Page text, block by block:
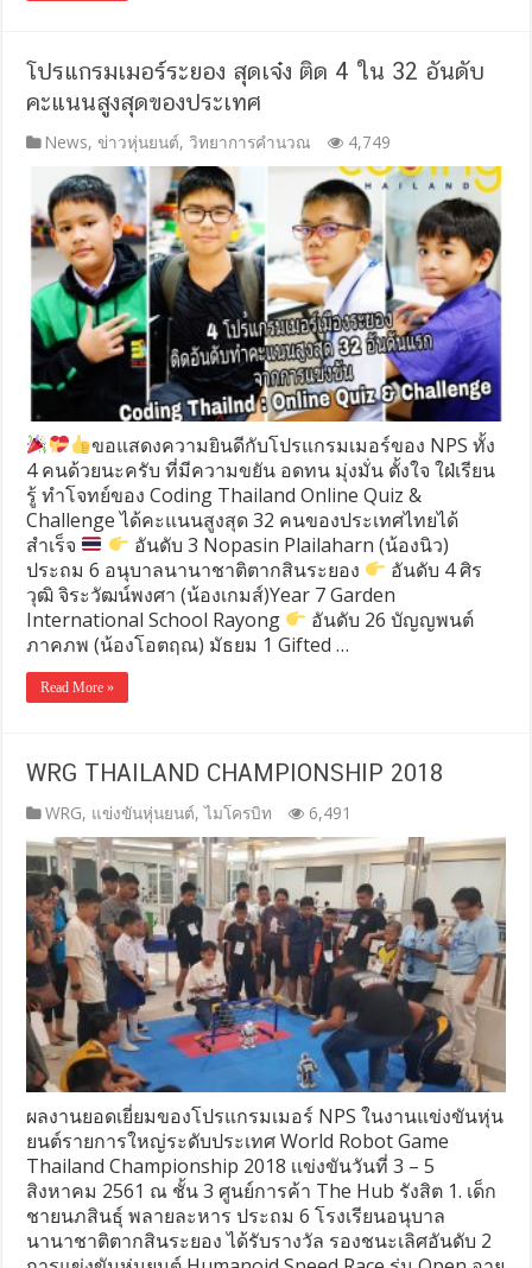
โปรแกรมเมอร์ระยอง สุดเจ๋ง ติด 4 ใน 32 อันดับ
คะแนนสูงสุดของประเทศ
News,ข่าวหุ่นยนต์, วิทยาการคำนวณ 4,749
ขอแสดงความยินดีกับโปรแกรมเมอร์ของ NPS ทั้ง
4 คนด้วยนะครับ ที่มีความขยัน อดทน มุ่งมั่น ตั้งใจ ใฝ่เรียน
รู้ ทำโจทย์ของ Coding Thailand Online Quiz &
Challenge ได้คะแนนสูงสุด 32 คนของประเทศไทยได้
สำเร็จ
อันดับ 3 Nopasin Plailaharn (น้องนิว)
ประถม 6 อนุบาลนานาชาติตากสินระยอง
อันดับ 4 ศิร
วุฒิ จิระวัฒน์พงศา (น้องเกมส์)​Year 7 Garden
International​ School​ Rayong
อันดับ 26 บัญญพนต์
ภาคภพ (น้องโอตฤณ)​ มัธยม 1 Gifted …
Read More »
WRG THAILAND CHAMPIONSHIP 2018
WRG, แข่งขันหุ่นยนต์,ไมโครบิท 6,491
ผลงานยอดเยี่ยมของโปรแกรมเมอร์ NPS ในงานแข่งขันหุ่น
ยนต์รายการใหญ่ระดับประเทศ World Robot Game
Thailand Championship 2018 เเข่งขันวันที่ 3 – 5
สิงหาคม 2561 ณ ชั้น 3 ศูนย์การค้า The Hub รังสิต 1. เด็ก
ชายนภสินธุ์ พลายละหาร ประถม 6 โรงเรียนอนุบาล
นานาชาติตากสินระยอง ได้รับรางวัล รองชนะเลิศอันดับ 2